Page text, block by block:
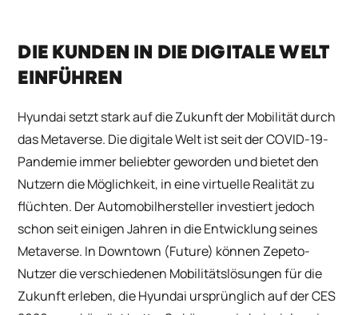
DIE KUNDEN IN DIE DIGITALE WELT
EINFÜHREN
Hyundai setzt stark auf die Zukunft der Mobilität durch
das Metaverse. Die digitale Welt ist seit der COVID-19-
Pandemie immer beliebter geworden und bietet den
Nutzern die Möglichkeit, in eine virtuelle Realität zu
flüchten. Der Automobilhersteller investiert jedoch
schon seit einigen Jahren in die Entwicklung seines
Metaverse. In Downtown (Future) können Zepeto-
Nutzer die verschiedenen Mobilitätslösungen für die
Zukunft erleben, die Hyundai ursprünglich auf der CES